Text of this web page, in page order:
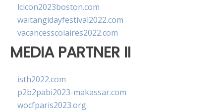
lcicon2023boston.com
waitangidayfestival2022.com
vacancesscolaires2022.com
MEDIA PARTNER II
isth2022.com
p2b2pabi2023-makassar.com
wocfparis2023.org